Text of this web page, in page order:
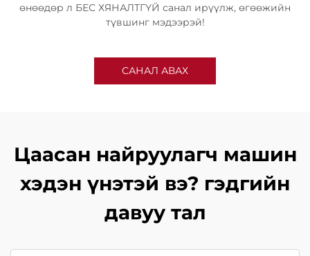
өнөөдөр л БЕС ХЯНАЛТГҮЙ санал ирүүлж, өгөөжийн
түвшинг мэдээрэй!
САНАЛ АВАХ
Цаасан найруулагч машин
хэдэн үнэтэй вэ? гэдгийн
давуу тал